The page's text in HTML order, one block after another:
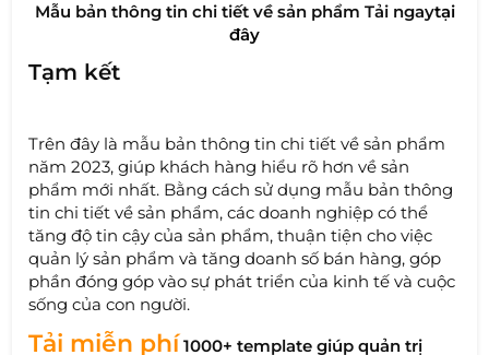
Mẫu bản thông tin chi tiết về sản phẩm ​Tải ngaytại
đây
Tạm kết
Trên đây là mẫu bản thông tin chi tiết về sản phẩm
năm 2023, giúp khách hàng hiểu rõ hơn về sản
phẩm mới nhất. Bằng cách sử dụng mẫu bản thông
tin chi tiết về sản phẩm, các doanh nghiệp có thể
tăng độ tin cậy của sản phẩm, thuận tiện cho việc
quản lý sản phẩm và tăng doanh số bán hàng, góp
phần đóng góp vào sự phát triển của kinh tế và cuộc
sống của con người.
Tải miễn phí 1000+ template giúp quản trị